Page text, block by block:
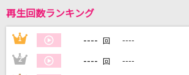
家族や友達と一緒に！練習にも！
再生回数ランキング
1 ---- 回 ----
2 ---- 回 ----